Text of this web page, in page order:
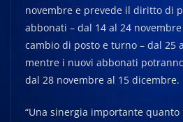
novembre e prevede il diritto di
abbonati – dal 14 al 24 novembre
cambio di posto e turno – dal 25
mentre i nuovi abbonati
dal 28 novembre al 15 dicembre.
“Una sinergia importante quanto